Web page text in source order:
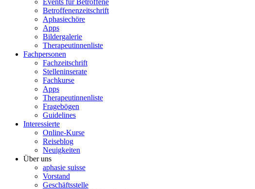
Events für Betroffene
Betroffenenzeitschrift
Aphasiechöre
Apps
Bildergalerie
Therapeutinnenliste
Fachpersonen
Fachzeitschrift
Stelleninserate
Fachkurse
Apps
Therapeutinnenliste
Fragebögen
Guidelines
Interessierte
Online-Kurse
Reiseblog
Neuigkeiten
Über uns
aphasie suisse
Vorstand
Geschäftsstelle